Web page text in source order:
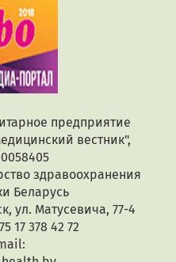
предприятие
вестник",
здравоохранения
Беларусь
ул. Матусевича, 77-4
17 378 42 72